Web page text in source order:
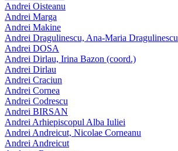
Andrei Oisteanu
Andrei Marga
Andrei Makine
Andrei Dragulinescu, Ana-Maria Dragulinescu
Andrei DOSA
Andrei Dirlau, Irina Bazon (coord.)
Andrei Dirlau
Andrei Craciun
Andrei Cornea
Andrei Codrescu
Andrei BIRSAN
Andrei Arhiepiscopul Alba Iuliei
Andrei Andreicut, Nicolae Corneanu
Andrei Andreicut